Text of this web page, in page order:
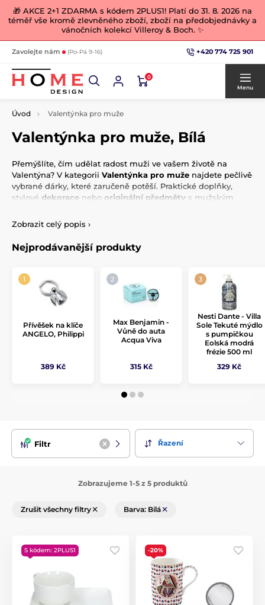
🎁 AKCE 2+1 ZDARMA s kódem 2PLUS1! Platí do 31. 8. 2026 na
téměř vše kromě zlevněného zboží, zboží na předobjednávky a
vánočních kolekcí Villeroy & Boch. ✨
Zavolejte nám (Po-Pá 9-16) +420 774 725 901
0
Menu
Úvod Valentýnka pro muže
Valentýnka pro muže, Bílá
Přemýšlíte, čím udělat radost muži ve vašem životě na
Valentýna? V kategorii Valentýnka pro muže najdete pečlivě
vybrané dárky, které zaručeně potěší. Praktické doplňky,
stylové dekorace nebo originální předměty s mužským
vyjádřilo vaši lásku a pozornost. Ať už hledáte dárek pro
partnera, tatínka nebo kamaráda, zde najdete inspiraci na
dárek, který je
osobitý jedinečný
výjimečným a oslavte tento den společně s elegancí a
Zobrazit celý popis ›
Nejprodávanější produkty
Přívěšek na klíče
ANGELO, Philippi
389 Kč
Max Benjamin -
Vůně do auta
Acqua Viva
315 Kč
Nesti Dante - Villa
Sole Tekuté mýdlo
s pumpičkou
Eolská modrá
frézie 500 ml
329 Kč
Filtr Řazení
Zobrazujeme 1-5 z 5 produktů
Zrušit všechny filtry Barva: Bílá
S kódem: 2PLUS1 -20%